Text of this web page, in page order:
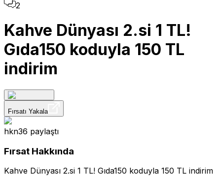
2
Kahve Dünyası 2.si 1 TL!
Gıda150 koduyla 150 TL
indirim
Fırsatı Yakala
hkn36 paylaştı
Fırsat Hakkında
Kahve Dünyası 2.si 1 TL! Gıda150 koduyla 150 TL indirim